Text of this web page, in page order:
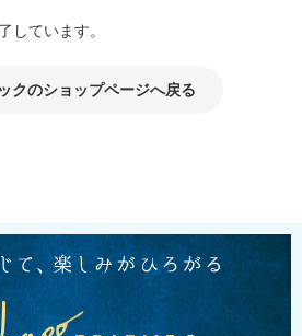
しています。
クのショップページへ戻る